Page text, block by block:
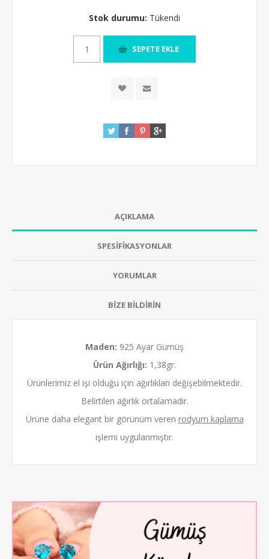
Stok durumu: Tükendi
AÇIKLAMA
SPESİFİKASYONLAR
YORUMLAR
BİZE BİLDİRİN
Maden: 925 Ayar Gümüş
Ürün Ağırlığı: 1,38gr.
Ürünlerimiz el işi olduğu için ağırlıkları değişebilmektedir.
Belirtilen ağırlık ortalamadır.
Ürüne daha elegant bir görünüm veren rodyum kaplama
işlemi uygulanmıştır.